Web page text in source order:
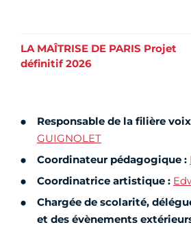
LA MAÎTRISE DE PARIS Projet
définitif 2026
Responsable de la filière
GUIGNOLET
Coordinateur pédagogique :
Coordinatrice artistique :
Chargée de scolarité,
et des évènements